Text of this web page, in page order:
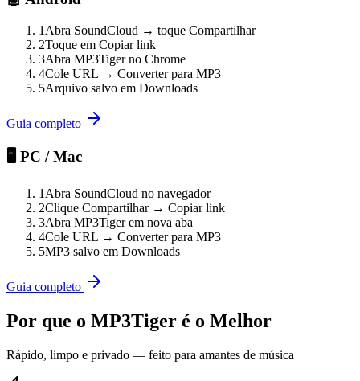
1 Abra SoundCloud → toque Compartilhar
2Toque em Copiar link
3Abra MP3Tiger no Chrome
4Cole URL → Converter para MP3
5Arquivo salvo em Downloads
Guia completo
🖥️ PC / Mac
1 Abra SoundCloud no navegador
2Clique Compartilhar → Copiar link
3Abra MP3Tiger em nova aba
4Cole URL → Converter para MP3
5MP3 salvo em Downloads
Guia completo
Por que o MP3Tiger é o Melhor
Rápido, limpo e privado — feito para amantes de música